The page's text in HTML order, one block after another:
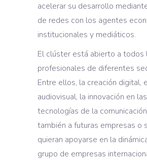
acelerar su desarrollo
de redes con los agentes
institucionales y mediáticos.
El clúster está abierto a todos
profesionales de diferentes
Entre ellos, la creación digital,
audiovisual, la innovación en las
tecnologías de la
también a futuras empresas o
quieran apoyarse en la
grupo de empresas